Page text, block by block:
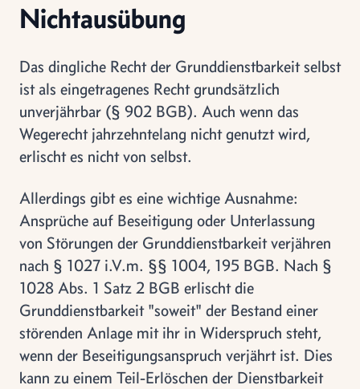
Nichtausübung
Das dingliche Recht der Grunddienstbarkeit selbst
ist als eingetragenes Recht grundsätzlich
unverjährbar (§ 902 BGB). Auch wenn das
Wegerecht jahrzehntelang nicht genutzt wird,
erlischt es nicht von selbst.
Allerdings gibt es eine wichtige Ausnahme:
Ansprüche auf Beseitigung oder Unterlassung
von Störungen der Grunddienstbarkeit verjähren
nach § 1027 i.V.m. §§ 1004, 195 BGB. Nach §
1028 Abs. 1 Satz 2 BGB erlischt die
Grunddienstbarkeit "soweit" der Bestand einer
störenden Anlage mit ihr in Widerspruch steht,
wenn der Beseitigungsanspruch verjährt ist. Dies
kann zu einem Teil-Erlöschen der Dienstbarkeit